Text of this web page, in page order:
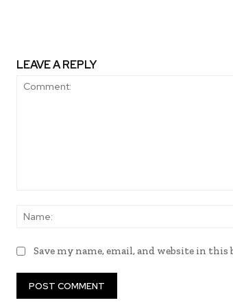
LEAVE A REPLY
Save my name, email, and website in